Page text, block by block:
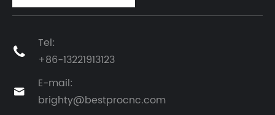

Tel:
+86-13221913123

E-mail:
brighty@bestprocnc.com